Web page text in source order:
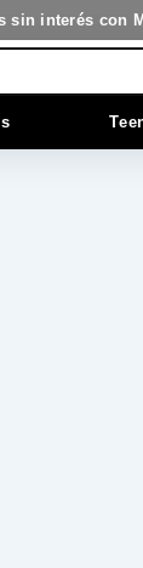
sin interés con